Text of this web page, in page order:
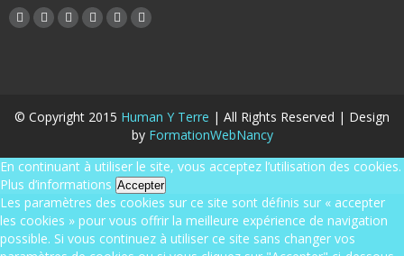
© Copyright 2015 Human Y Terre | All Rights Reserved | Design
by FormationWebNancy
En continuant à utiliser le site, vous acceptez l’utilisation des cookies.
Plus d’informations Accepter
Les paramètres des cookies sur ce site sont définis sur « accepter
les cookies » pour vous offrir la meilleure expérience de navigation
possible. Si vous continuez à utiliser ce site sans changer vos